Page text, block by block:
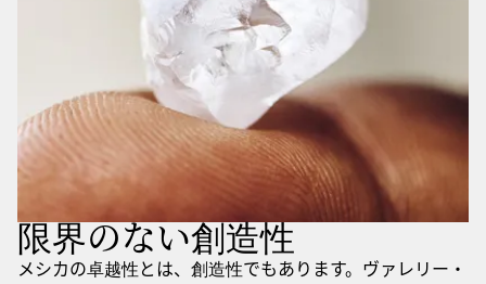
限界のない創造性
メシカの卓越性とは、創造性でもあります。ヴァレリー・